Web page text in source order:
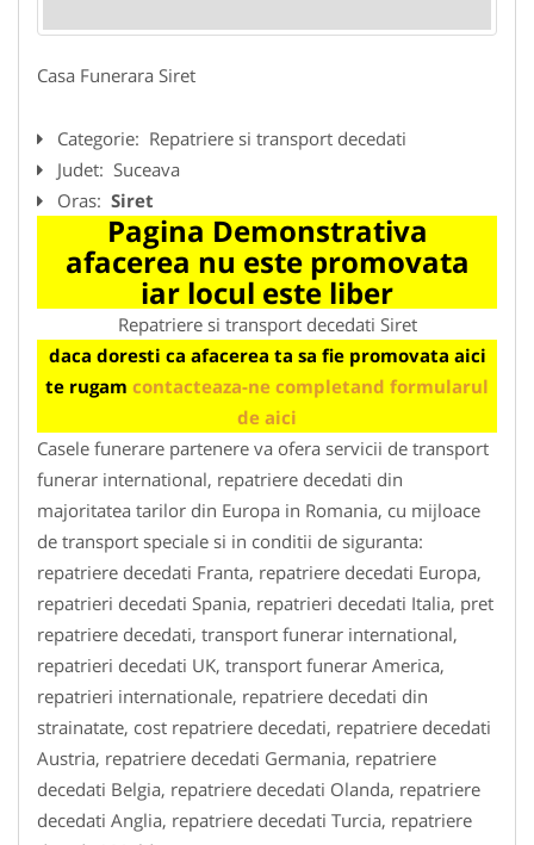
Casa Funerara Siret
Categorie: Repatriere si transport decedati
Judet: Suceava
Oras: Siret
Pagina Demonstrativa
afacerea nu este promovata
iar locul este liber
Repatriere si transport decedati Siret
daca doresti ca afacerea ta sa fie promovata aici
te rugam contacteaza-ne completand formularul
de aici
Casele funerare partenere va ofera servicii de transport
funerar international, repatriere decedati din
majoritatea tarilor din Europa in Romania, cu mijloace
de transport speciale si in conditii de siguranta:
repatriere decedati Franta, repatriere decedati Europa,
repatrieri decedati Spania, repatrieri decedati Italia, pret
repatriere decedati, transport funerar international,
repatrieri decedati UK, transport funerar America,
repatrieri internationale, repatriere decedati din
strainatate, cost repatriere decedati, repatriere decedati
Austria, repatriere decedati Germania, repatriere
decedati Belgia, repatriere decedati Olanda, repatriere
decedati Anglia, repatriere decedati Turcia, repatriere